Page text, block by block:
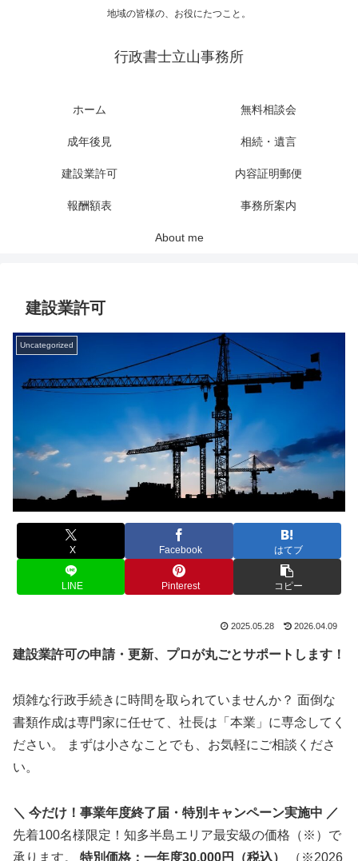
地域の皆様の、お役にたつこと。
行政書士立山事務所
ホーム 無料相談会
成年後見 相続・遺言
建設業許可 内容証明郵便
報酬額表 事務所案内
About me
建設業許可
Uncategorized
X Facebook はてブ
LINE Pinterest コピー
2025.05.28 2026.04.09
建設業許可の申請・更新、プロが丸ごとサポートします！
煩雑な行政手続きに時間を取られていませんか？ 面倒な
書類作成は専門家に任せて、社長は「本業」に専念してく
ださい。 まずは小さなことでも、お気軽にご相談くださ
い。
＼ 今だけ！事業年度終了届・特別キャンペーン実施中 ／
先着100名様限定！知多半島エリア最安級の価格（※）で
承ります。 特別価格：一年度30,000円（税込）
（※2026